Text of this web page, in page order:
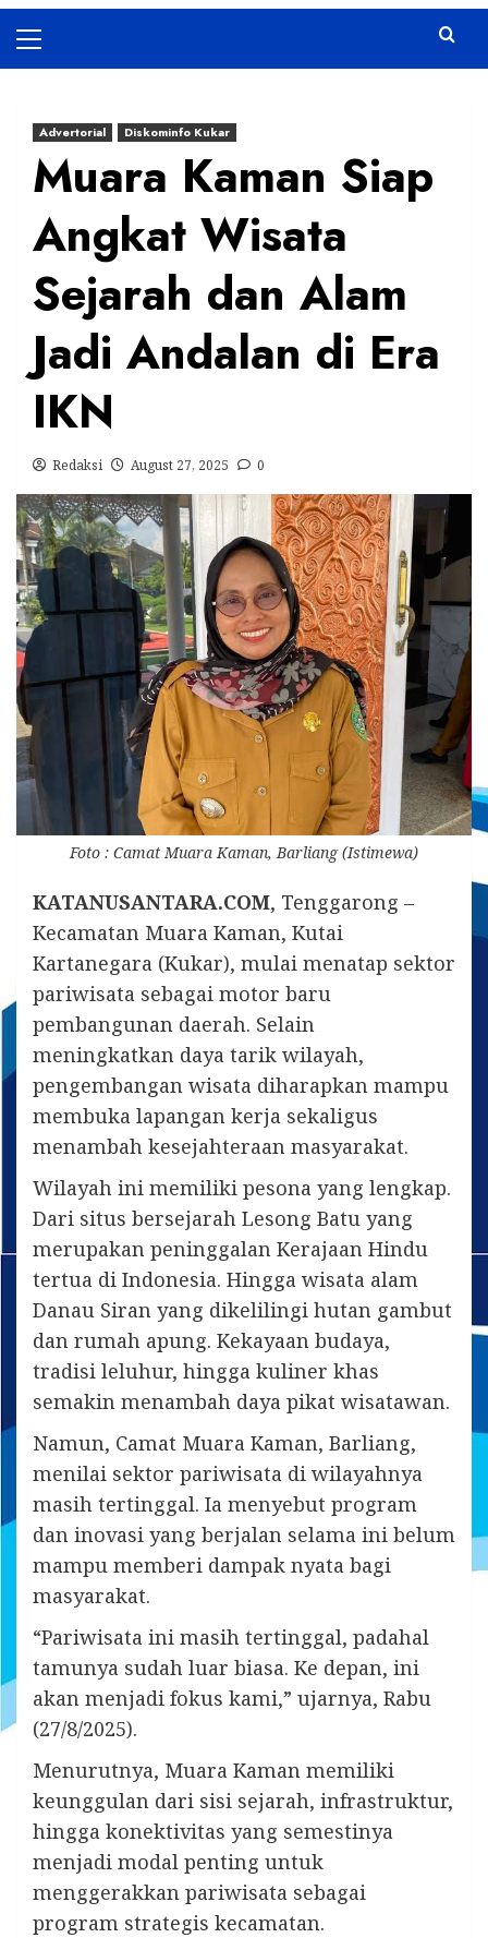
Menu
Advertorial Diskominfo Kukar
Muara Kaman Siap
Angkat Wisata
Sejarah dan Alam
Jadi Andalan di Era
IKN
Redaksi August 27, 2025 0
Foto : Camat Muara Kaman, Barliang (Istimewa)
KATANUSANTARA.COM, Tenggarong –
Kecamatan Muara Kaman, Kutai
Kartanegara (Kukar), mulai menatap sektor
pariwisata sebagai motor baru
pembangunan daerah. Selain
meningkatkan daya tarik wilayah,
pengembangan wisata diharapkan mampu
membuka lapangan kerja sekaligus
menambah kesejahteraan masyarakat.
Wilayah ini memiliki pesona yang lengkap.
Dari situs bersejarah Lesong Batu yang
merupakan peninggalan Kerajaan Hindu
tertua di Indonesia. Hingga wisata alam
Danau Siran yang dikelilingi hutan gambut
dan rumah apung. Kekayaan budaya,
tradisi leluhur, hingga kuliner khas
semakin menambah daya pikat wisatawan.
Namun, Camat Muara Kaman, Barliang,
menilai sektor pariwisata di wilayahnya
masih tertinggal. Ia menyebut program
dan inovasi yang berjalan selama ini belum
mampu memberi dampak nyata bagi
masyarakat.
“Pariwisata ini masih tertinggal, padahal
tamunya sudah luar biasa. Ke depan, ini
akan menjadi fokus kami,” ujarnya, Rabu
(27/8/2025).
Menurutnya, Muara Kaman memiliki
keunggulan dari sisi sejarah, infrastruktur,
hingga konektivitas yang semestinya
menjadi modal penting untuk
menggerakkan pariwisata sebagai
program strategis kecamatan.